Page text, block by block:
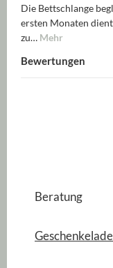
Die Bettschlange
ersten Monaten
zu… Mehr
Bewertungen
Beratung